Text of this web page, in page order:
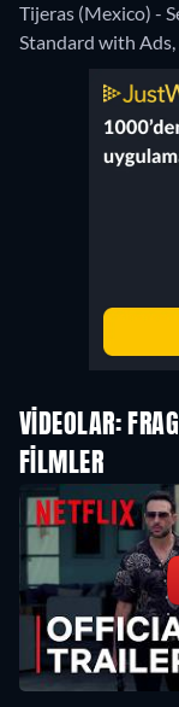
Tijeras (Mexico) -
Standard with
VIDEOLAR:
FILMLER